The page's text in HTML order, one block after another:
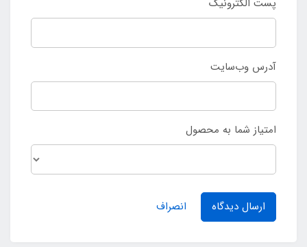
پست الکترونیک
آدرس وب‌سایت
امتیاز شما به محصول
ارسال دیدگاه انصراف